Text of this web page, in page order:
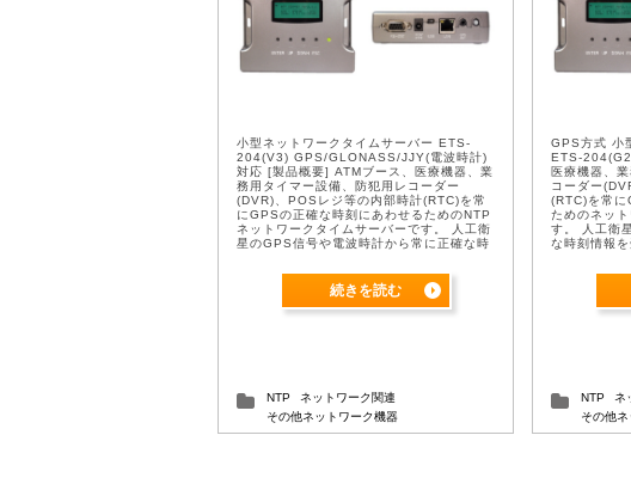
小型ネットワークタイムサーバー ETS-
204(V3) GPS/GLONASS/JJY(電波時計)
対応 [製品概要] ATMブース、医療機器、業
務用タイマー設備、防犯用レコーダー
(DVR)、POSレジ等の内部時計(RTC)を常
にGPSの正確な時刻にあわせるためのNTP
ネットワークタイムサーバーです。 人工衛
星のGPS信号や電波時計から常に正確な時
RS-232 ...
続きを読む
NTP
ネットワーク関連
その他ネットワーク機器
GPS方式 小
ETS-
医療機器、
コーダー
(RTC)を常に
ためのネッ
す。 人工衛
な時刻情報
NTP
ネ
その他